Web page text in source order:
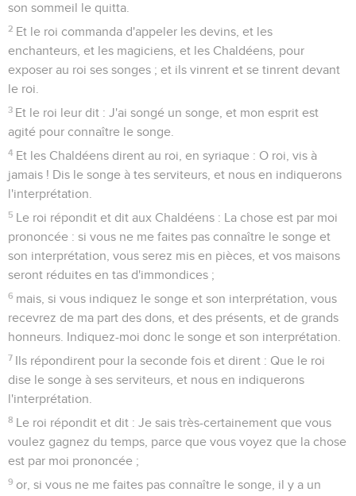
son sommeil le quitta.
2 Et le roi commanda d'appeler les devins, et les
enchanteurs, et les magiciens, et les Chaldéens, pour
exposer au roi ses songes ; et ils vinrent et se tinrent devant
le roi.
3 Et le roi leur dit : J'ai songé un songe, et mon esprit est
agité pour connaître le songe.
4 Et les Chaldéens dirent au roi, en syriaque : O roi, vis à
jamais ! Dis le songe à tes serviteurs, et nous en indiquerons
l'interprétation.
5 Le roi répondit et dit aux Chaldéens : La chose est par moi
prononcée : si vous ne me faites pas connaître le songe et
son interprétation, vous serez mis en pièces, et vos maisons
seront réduites en tas d'immondices ;
6 mais, si vous indiquez le songe et son interprétation, vous
recevrez de ma part des dons, et des présents, et de grands
honneurs. Indiquez-moi donc le songe et son interprétation.
7 Ils répondirent pour la seconde fois et dirent : Que le roi
dise le songe à ses serviteurs, et nous en indiquerons
l'interprétation.
8 Le roi répondit et dit : Je sais très-certainement que vous
voulez gagnez du temps, parce que vous voyez que la chose
est par moi prononcée ;
9 or, si vous ne me faites pas connaître le songe, il y a un